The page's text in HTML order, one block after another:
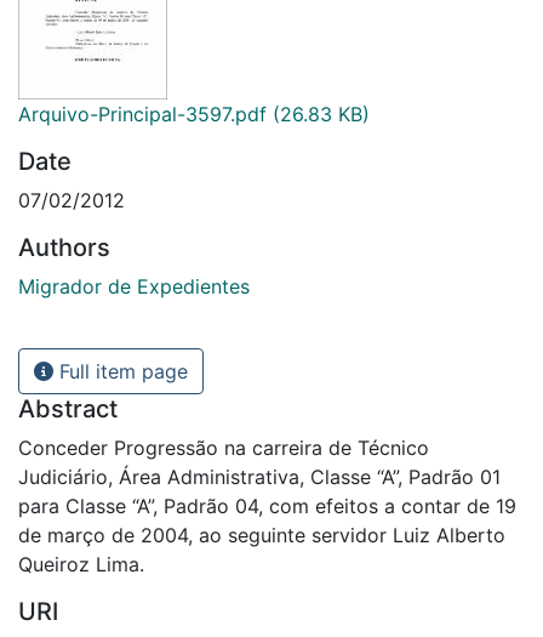
Arquivo-Principal-3597.pdf (26.83 KB)
Date
07/02/2012
Authors
Migrador de Expedientes
Full item page
Abstract
Conceder Progressão na carreira de Técnico
Judiciário, Área Administrativa, Classe “A”, Padrão 01
para Classe “A”, Padrão 04, com efeitos a contar de 19
de março de 2004, ao seguinte servidor Luiz Alberto
Queiroz Lima.
URI